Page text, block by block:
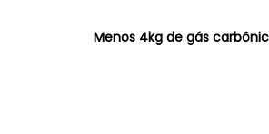
Menos 4kg de gás